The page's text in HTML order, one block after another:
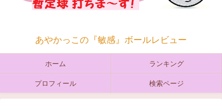
あやかっこの『敏感』ボールレビュー
ホーム ランキング
プロフィール 検索ページ